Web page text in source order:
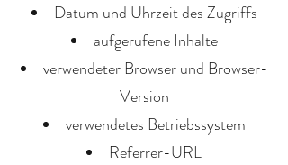
Datum und Uhrzeit des Zugriffs
aufgerufene Inhalte
verwendeter Browser und Browser-
Version
verwendetes Betriebssystem
Referrer-URL